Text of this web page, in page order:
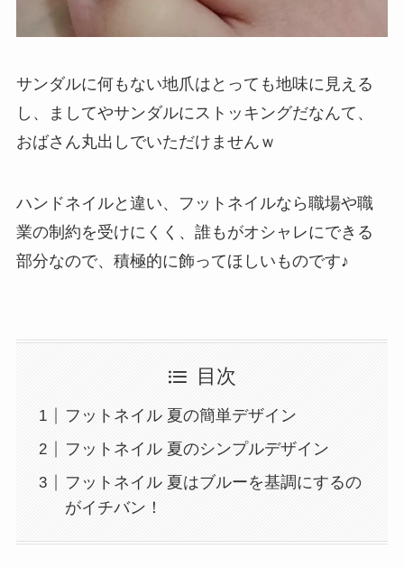
サンダルに何もない地爪はとっても地味に見える
し、ましてやサンダルにストッキングだなんて、
おばさん丸出しでいただけませんｗ
ハンドネイルと違い、フットネイルなら職場や職
業の制約を受けにくく、誰もがオシャレにできる
部分なので、積極的に飾ってほしいものです♪
目次
フットネイル 夏の簡単デザイン
フットネイル 夏のシンプルデザイン
フットネイル 夏はブルーを基調にするの
がイチバン！